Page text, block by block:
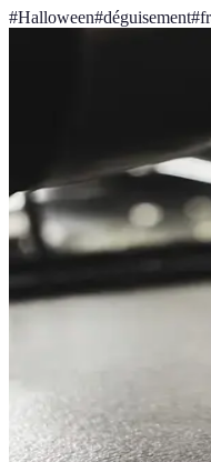
#Halloween#déguisement#